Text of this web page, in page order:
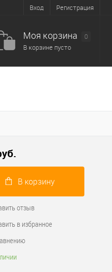
Вход Регистрация
Моя корзина
0
В корзине пусто
В корзину
отзыв
в избранное